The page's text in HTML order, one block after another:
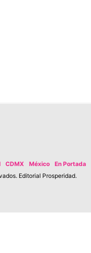
CDMX México
En Portada
Editorial Prosperidad.